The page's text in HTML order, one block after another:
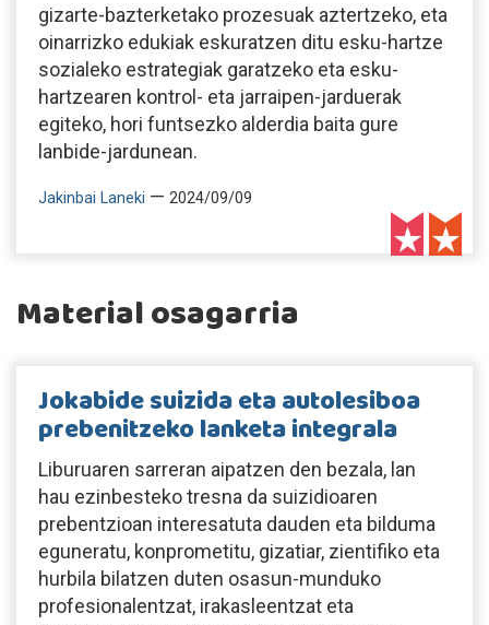
gizarte-bazterketako prozesuak aztertzeko, eta
oinarrizko edukiak eskuratzen ditu esku-hartze
sozialeko estrategiak garatzeko eta esku-
hartzearen kontrol- eta jarraipen-jarduerak
egiteko, hori funtsezko alderdia baita gure
lanbide-jardunean.
Jakinbai Laneki — 2024/09/09
Material osagarria
Jokabide suizida eta autolesiboa
prebenitzeko lanketa integrala
Liburuaren sarreran aipatzen den bezala, lan
hau ezinbesteko tresna da suizidioaren
prebentzioan interesatuta dauden eta bilduma
eguneratu, konprometitu, gizatiar, zientifiko eta
hurbila bilatzen duten osasun-munduko
profesionalentzat, irakasleentzat eta